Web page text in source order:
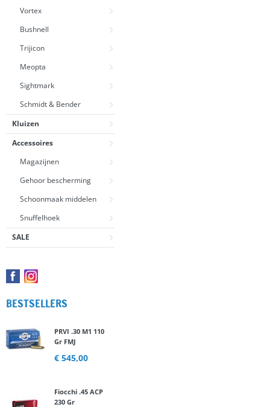
Vortex
Bushnell
Trijicon
Meopta
Sightmark
Schmidt & Bender
Kluizen
Accessoires
Magazijnen
Gehoor bescherming
Schoonmaak middelen
Snuffelhoek
SALE
BESTSELLERS
PRVI .30 M1 110
Gr FMJ
€ 545,00
Fiocchi .45 ACP
230 Gr